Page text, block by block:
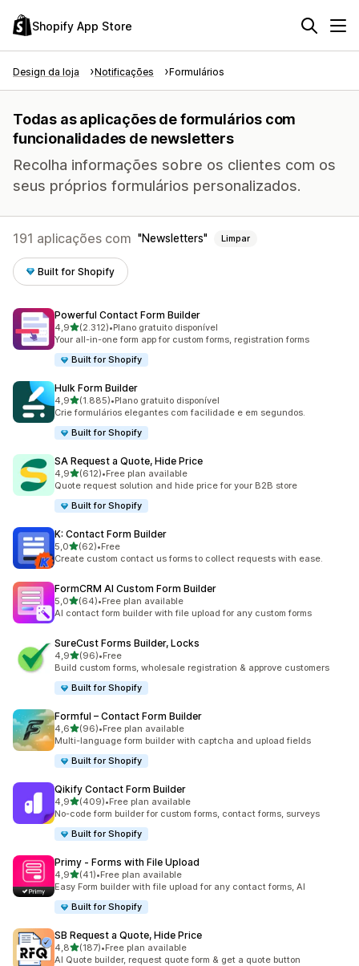
Shopify App Store
Design da loja Notificações Formulários
Todas as aplicações de formulários com
funcionalidades de newsletters
Recolha informações sobre os clientes com os
seus próprios formulários personalizados.
191 aplicações com Newsletters Limpar
Built for Shopify
Powerful Contact Form Builder
4,9de 5 estrelas
(2.312)
2312 total de avaliações
•Plano gratuito disponível
Your all-in-one form app for custom forms, registration forms
Built for Shopify
Hulk Form Builder
4,9de 5 estrelas
(1.885)
1885 total de avaliações
•Plano gratuito disponível
Crie formulários elegantes com facilidade e em segundos.
Built for Shopify
SA Request a Quote, Hide Price
4,9de 5 estrelas
(612)
612 total de avaliações
•Free plan available
Quote request solution and hide price for your B2B store
Built for Shopify
K: Contact Form Builder
5,0de 5 estrelas
(62)
62 total de avaliações
•Free
Create custom contact us forms to collect requests with ease.
FormCRM AI Custom Form Builder
5,0de 5 estrelas
(64)
64 total de avaliações
•Free plan available
AI contact form builder with file upload for any custom forms
SureCust Forms Builder, Locks
4,9de 5 estrelas
(96)
96 total de avaliações
•Free
Build custom forms, wholesale registration & approve customers
Built for Shopify
Formful – Contact Form Builder
4,6de 5 estrelas
(96)
96 total de avaliações
•Free plan available
Multi-language form builder with captcha and upload fields
Built for Shopify
Qikify Contact Form Builder
4,9de 5 estrelas
(409)
409 total de avaliações
•Free plan available
No-code form builder for custom forms, contact forms, surveys
Built for Shopify
Primy ‑ Forms with File Upload
4,9de 5 estrelas
(41)
41 total de avaliações
•Free plan available
Easy Form builder with file upload for any contact forms, AI
Built for Shopify
SB Request a Quote, Hide Price
4,8de 5 estrelas
(187)
187 total de avaliações
•Free plan available
AI Quote builder, request quote form & get a quote button